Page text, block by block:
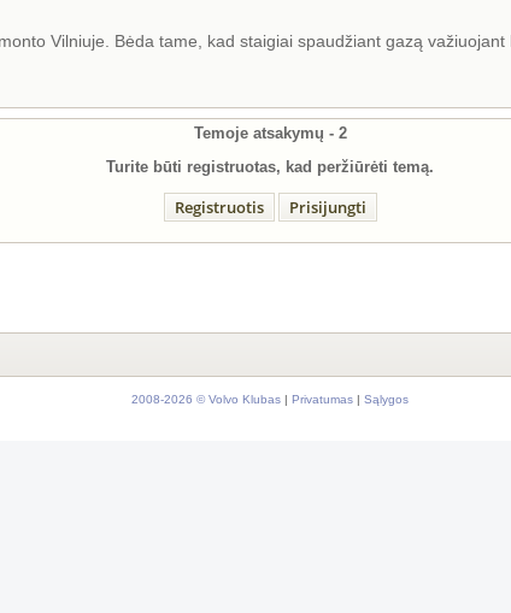
Vilniuje. Bėda tame, kad staigiai spaudžiant gazą važiuojant
Temoje atsakymų - 2
Turite būti registruotas, kad peržiūrėti temą.
Registruotis Prisijungti
2008-2026 © Volvo Klubas | Privatumas | Sąlygos